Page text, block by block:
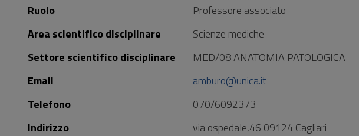
Ruolo
Professore associato
Area scientifico disciplinare
Scienze mediche
Settore scientifico disciplinare
MED/08 ANATOMIA PATOLOGICA
Email
amburo@unica.it
Telefono
070/6092373
Indirizzo
via ospedale,46 09124 Cagliari